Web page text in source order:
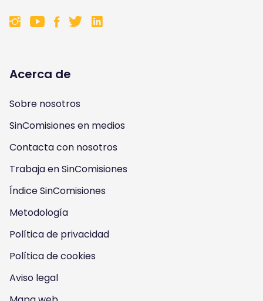
F
l
l
o
w
u
s
o
n
n
F
l
o
w
u
s
o
n
o
F
l
o
w
u
s
o
n
a
F
l
o
w
u
s
n
Acerca de
Sobre nosotros
SinComisiones en medios
Contacta con nosotros
Trabaja en SinComisiones
Índice SinComisiones
Metodología
Política de privacidad
Política de cookies
Aviso legal